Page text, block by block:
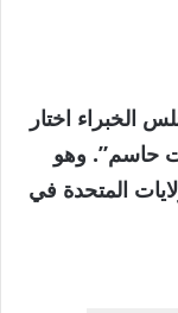
الخبراء اختار
حاسم”. وهو
المتحدة في